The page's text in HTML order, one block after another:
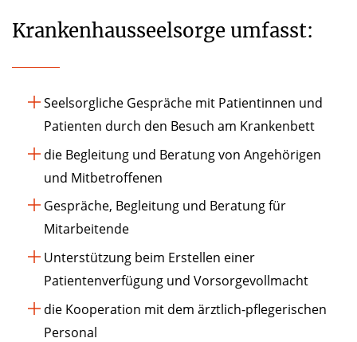
Krankenhausseelsorge umfasst:
Seelsorgliche Gespräche mit Patientinnen und
Patienten durch den Besuch am Krankenbett
die Begleitung und Beratung von Angehörigen
und Mitbetroffenen
Gespräche, Begleitung und Beratung für
Mitarbeitende
Unterstützung beim Erstellen einer
Patientenverfügung und Vorsorgevollmacht
die Kooperation mit dem ärztlich-pflegerischen
Personal